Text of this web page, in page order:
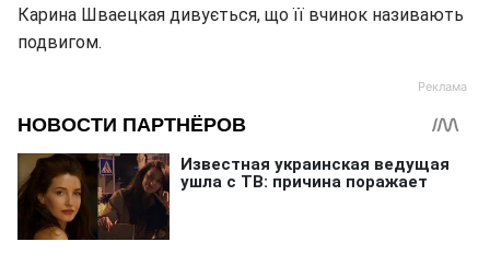
Карина Шваецкая дивується, що її вчинок називають
подвигом.